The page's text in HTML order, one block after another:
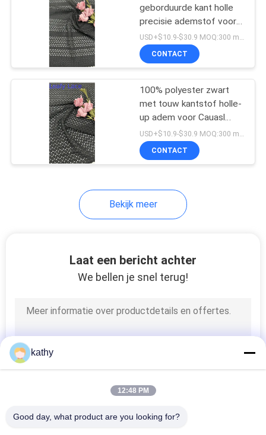
Tulle Mesh Fabric
folie gedrukte stof
Geparelde
Borduurwerkstof
geborduurde kant holle
precisie ademstof voor
casual jurken
USD+$10.9-$30.9 MOQ:300 meter.
CONTACT
100% polyester zwart
met touw kantstof holle-
up adem voor Cauasl
jurken
USD+$10.9-$30.9 MOQ:300 meter.
CONTACT
Bekijk meer
Laat een bericht achter
We bellen je snel terug!
kathy
12:48 PM
Good day, what product are you looking for?